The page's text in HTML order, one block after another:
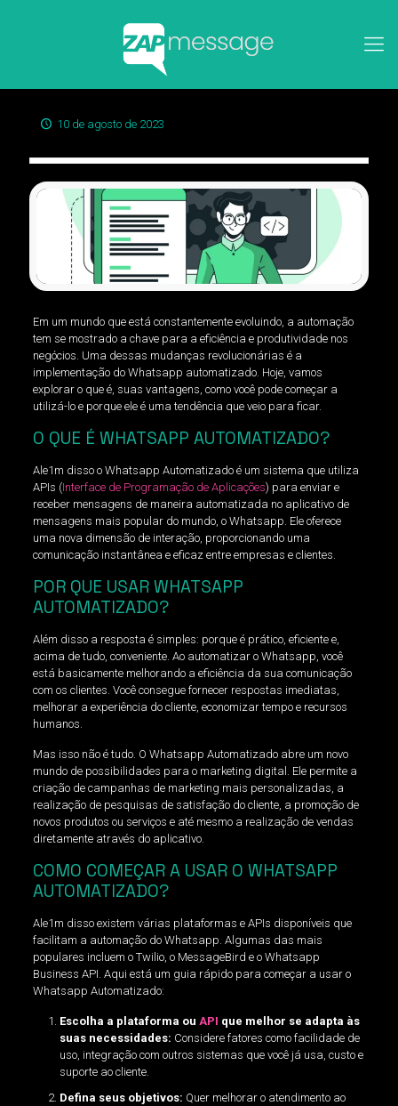
10 de agosto de 2023
Em um mundo que está constantemente evoluindo, a automação
tem se mostrado a chave para a eficiência e produtividade nos
negócios. Uma dessas mudanças revolucionárias é a
implementação do Whatsapp automatizado. Hoje, vamos
explorar o que é, suas vantagens, como você pode começar a
utilizá-lo e porque ele é uma tendência que veio para ficar.
O QUE É WHATSAPP AUTOMATIZADO?
Ale1m disso o Whatsapp Automatizado é um sistema que utiliza
APIs (Interface de Programação de Aplicações) para enviar e
receber mensagens de maneira automatizada no aplicativo de
mensagens mais popular do mundo, o Whatsapp. Ele oferece
uma nova dimensão de interação, proporcionando uma
comunicação instantânea e eficaz entre empresas e clientes.
POR QUE USAR WHATSAPP
AUTOMATIZADO?
Além disso a resposta é simples: porque é prático, eficiente e,
acima de tudo, conveniente. Ao automatizar o Whatsapp, você
está basicamente melhorando a eficiência da sua comunicação
com os clientes. Você consegue fornecer respostas imediatas,
melhorar a experiência do cliente, economizar tempo e recursos
humanos.
Mas isso não é tudo. O Whatsapp Automatizado abre um novo
mundo de possibilidades para o marketing digital. Ele permite a
criação de campanhas de marketing mais personalizadas, a
realização de pesquisas de satisfação do cliente, a promoção de
novos produtos ou serviços e até mesmo a realização de vendas
diretamente através do aplicativo.
COMO COMEÇAR A USAR O WHATSAPP
AUTOMATIZADO?
Ale1m disso existem várias plataformas e APIs disponíveis que
facilitam a automação do Whatsapp. Algumas das mais
populares incluem o Twilio, o MessageBird e o Whatsapp
Business API. Aqui está um guia rápido para começar a usar o
Whatsapp Automatizado:
Escolha a plataforma ou API que melhor se adapta às
suas necessidades: Considere fatores como facilidade de
uso, integração com outros sistemas que você já usa, custo e
suporte ao cliente.
Defina seus objetivos: Quer melhorar o atendimento ao